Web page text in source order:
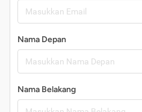
Nama Depan
Nama Belakang